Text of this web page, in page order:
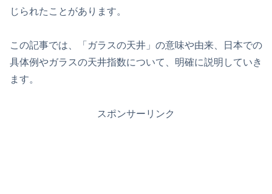
じられたことがあります。
この記事では、「ガラスの天井」の意味や由来、日本での
具体例やガラスの天井指数について、明確に説明していき
ます。
スポンサーリンク